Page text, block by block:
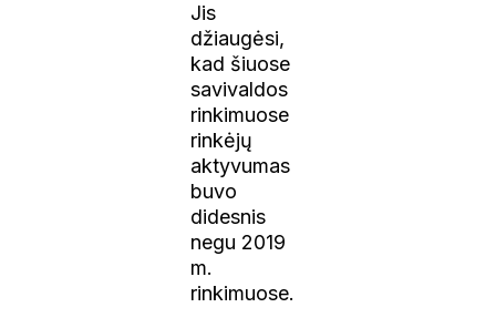
Jis
džiaugėsi,
kad šiuose
savivaldos
rinkimuose
rinkėjų
aktyvumas
buvo
didesnis
negu 2019
m.
rinkimuose.